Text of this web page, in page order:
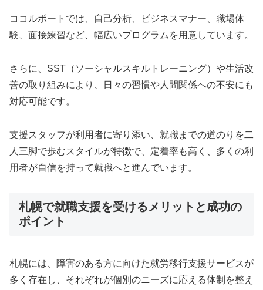
ココルポートでは、自己分析、ビジネスマナー、職場体
験、面接練習など、幅広いプログラムを用意しています。
さらに、SST（ソーシャルスキルトレーニング）や生活改
善の取り組みにより、日々の習慣や人間関係への不安にも
対応可能です。
支援スタッフが利用者に寄り添い、就職までの道のりを二
人三脚で歩むスタイルが特徴で、定着率も高く、多くの利
用者が自信を持って就職へと進んでいます。
札幌で就職支援を受けるメリットと成功の
ポイント
札幌には、障害のある方に向けた就労移行支援サービスが
多く存在し、それぞれが個別のニーズに応える体制を整え